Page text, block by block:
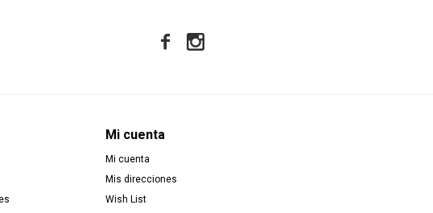
Mi cuenta
Mi cuenta
Mis direcciones
Wish List
 